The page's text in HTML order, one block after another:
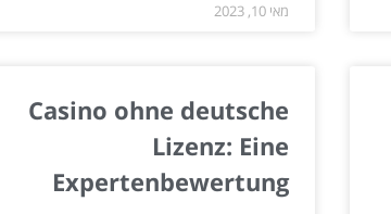
מאי 10, 2023
Casino ohne deutsche
Lizenz: Eine
Expertenbewertung